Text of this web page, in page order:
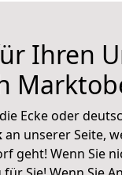
Ihren
Ecke oder
an unserer Seite,
geht! Wenn Sie